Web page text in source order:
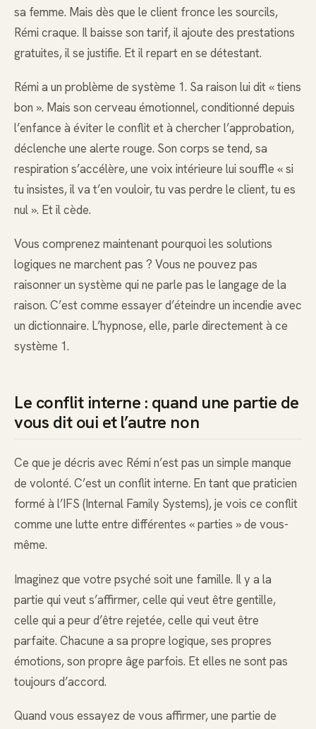
sa femme. Mais dès que le client fronce les sourcils,
Rémi craque. Il baisse son tarif, il ajoute des prestations
gratuites, il se justifie. Et il repart en se détestant.
Rémi a un problème de système 1. Sa raison lui dit « tiens
bon ». Mais son cerveau émotionnel, conditionné depuis
l’enfance à éviter le conflit et à chercher l’approbation,
déclenche une alerte rouge. Son corps se tend, sa
respiration s’accélère, une voix intérieure lui souffle « si
tu insistes, il va t’en vouloir, tu vas perdre le client, tu es
nul ». Et il cède.
Vous comprenez maintenant pourquoi les solutions
logiques ne marchent pas ? Vous ne pouvez pas
raisonner un système qui ne parle pas le langage de la
raison. C’est comme essayer d’éteindre un incendie avec
un dictionnaire. L’hypnose, elle, parle directement à ce
système 1.
Le conflit interne : quand une partie de
vous dit oui et l’autre non
Ce que je décris avec Rémi n’est pas un simple manque
de volonté. C’est un conflit interne. En tant que praticien
formé à l’IFS (Internal Family Systems), je vois ce conflit
comme une lutte entre différentes « parties » de vous-
même.
Imaginez que votre psyché soit une famille. Il y a la
partie qui veut s’affirmer, celle qui veut être gentille,
celle qui a peur d’être rejetée, celle qui veut être
parfaite. Chacune a sa propre logique, ses propres
émotions, son propre âge parfois. Et elles ne sont pas
toujours d’accord.
Quand vous essayez de vous affirmer, une partie de